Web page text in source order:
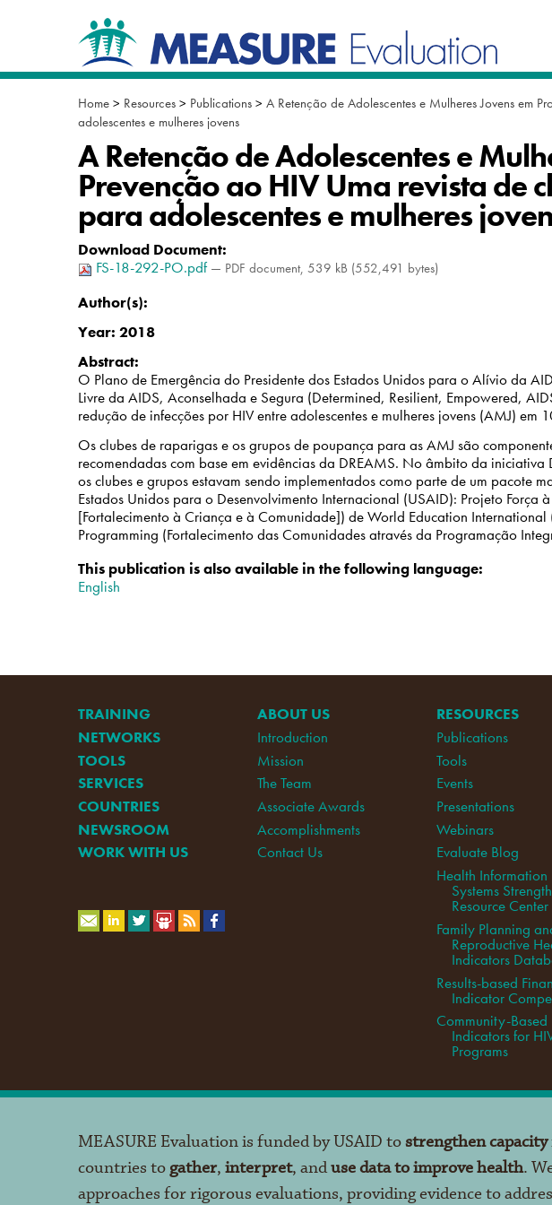
content.
|
Skip
to
navigation
Home > Resources > Publications > A Retenção de Adolescentes e Mulheres Jovens em
adolescentes e mulheres jovens
A Retenção de Adolescentes e
Prevenção ao HIV Uma revista de
para adolescentes e mulheres
Download Document:
FS-18-292-PO.pdf — PDF document, 539 kB (552,491 bytes)
Author(s):
Year: 2018
Abstract:
O Plano de Emergência do Presidente dos Estados Unidos para o Alívio da
Livre da AIDS, Aconselhada e Segura (Determined, Resilient, Empowered,
redução de infecções por HIV entre adolescentes e mulheres jovens (AMJ) em
Os clubes de raparigas e os grupos de poupança para as AMJ são
recomendadas com base em evidências da DREAMS. No âmbito da
os clubes e grupos estavam sendo implementados como parte de um pacote
Estados Unidos para o Desenvolvimento Internacional (USAID): Projeto
[Fortalecimento à Criança e à Comunidade]) de World Education
Programming (Fortalecimento das Comunidades através da Programação
This publication is also available in the following language:
English
TRAINING
NETWORKS
TOOLS
SERVICES
COUNTRIES
NEWSROOM
WORK WITH US
ABOUT US
Introduction
Mission
The Team
Associate Awards
Accomplishments
Contact Us
RESOURCES
Publications
Tools
Events
Presentations
Webinars
Evaluate Blog
Health Information
Systems
Resource Center
Family Planning
Reproductive
Indicators
Results-based
Indicator
Community-Based
Indicators for
Programs
MEASURE Evaluation is funded by USAID tostrengthen capacity
countries togather, interpret, anduse data to improve health.
approaches for rigorous evaluations, providing evidence to